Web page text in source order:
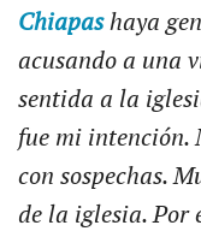
Chiapashaya
acusando a una
sentida a la
fue mi intención.
con sospechas.
de la iglesia. Por